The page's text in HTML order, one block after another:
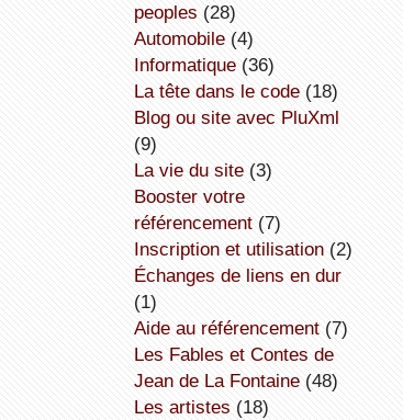
peoples (28)
Automobile(4)
informatique(36)
la tête dans le code(18)
Blog ou site avec PluXml
(9)
la vie du site(3)
booster votre
référencement(7)
inscription et utilisation(2)
échanges de liens en dur
(1)
aide au référencement(7)
Les Fables et Contes de
Jean de La Fontaine(48)
Les artistes (18)